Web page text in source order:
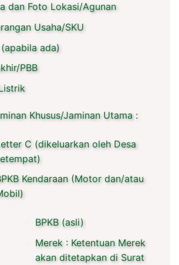
dan Foto Lokasi/Agunan
Usaha/SKU
ada)
PBB
Khusus/Jaminan Utama :
C (dikeluarkan oleh Desa
Kendaraan (Motor dan/atau
BPKB (asli)
Merek : Ketentuan Merek
akan ditetapkan di Surat